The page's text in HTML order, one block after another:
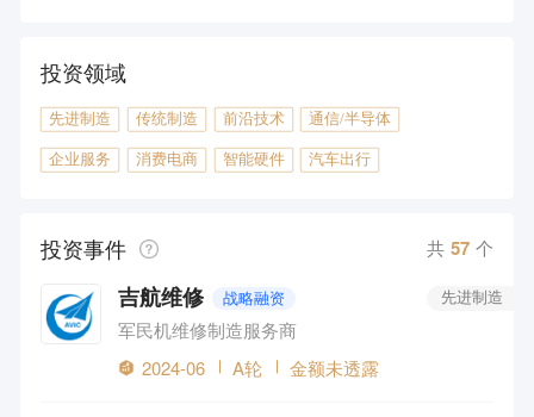
投资领域
先进制造 传统制造 前沿技术 通信/半导体
企业服务 消费电商 智能硬件 汽车出行
投资事件 共 57 个
吉航维修 战略融资
军民机维修制造服务商
先进制造
2024-06 A轮 金额未透露